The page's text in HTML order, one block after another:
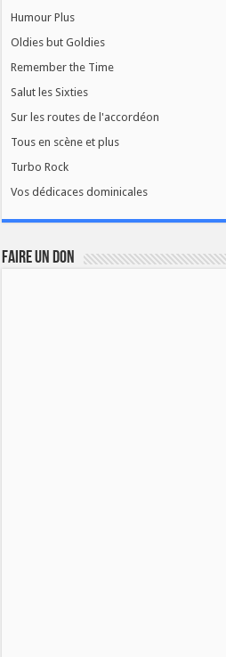
Humour Plus
Oldies but Goldies
Remember the Time
Salut les Sixties
Sur les routes de l'accordéon
Tous en scène et plus
Turbo Rock
Vos dédicaces dominicales
FAIRE UN DON